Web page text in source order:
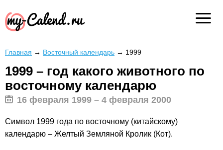
Главная → Восточный календарь → 1999
1999 – год какого животного по
восточному календарю
16 февраля 1999 – 4 февраля 2000
Символ 1999 года по восточному (китайскому)
календарю – Желтый Земляной Кролик (Кот).